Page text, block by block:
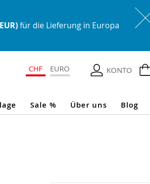
für die Lieferung in Europa
KONTO
CHF EURO
Sale % Über uns Blog